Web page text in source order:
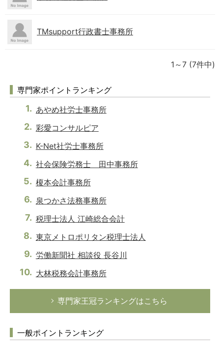
TMsupport行政書士事務所
1～7 (7件中)
専門家ポイントランキング
あやめ社労士事務所
彩愛コンサルピア
K-Net社労士事務所
社会保険労務士 田中事務所
榎本会計事務所
泉つかさ法務事務所
税理士法人 江崎総合会計
東京メトロポリタン税理士法人
労働新聞社 相談役 長谷川
大林税務会計事務所
専門家王冠ランキングはこちら
一般ポイントランキング